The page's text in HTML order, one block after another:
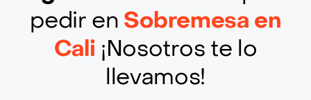
pedir en Sobremesa en
Cali ¡Nosotros te lo
llevamos!